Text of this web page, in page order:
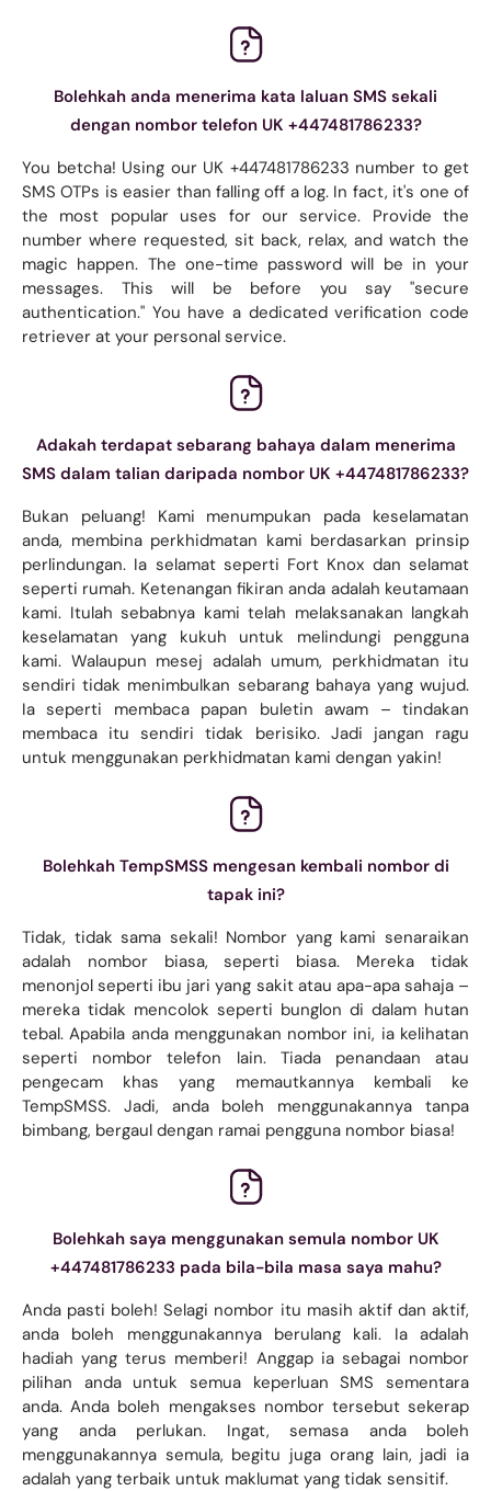
Bolehkah anda menerima kata laluan SMS sekali
dengan nombor telefon UK +447481786233?
You betcha! Using our UK +447481786233 number to get
SMS OTPs is easier than falling off a log. In fact, it's one of
the most popular uses for our service. Provide the
number where requested, sit back, relax, and watch the
magic happen. The one-time password will be in your
messages. This will be before you say "secure
authentication." You have a dedicated verification code
retriever at your personal service.
Adakah terdapat sebarang bahaya dalam menerima
SMS dalam talian daripada nombor UK +447481786233?
Bukan peluang! Kami menumpukan pada keselamatan
anda, membina perkhidmatan kami berdasarkan prinsip
perlindungan. Ia selamat seperti Fort Knox dan selamat
seperti rumah. Ketenangan fikiran anda adalah keutamaan
kami. Itulah sebabnya kami telah melaksanakan langkah
keselamatan yang kukuh untuk melindungi pengguna
kami. Walaupun mesej adalah umum, perkhidmatan itu
sendiri tidak menimbulkan sebarang bahaya yang wujud.
Ia seperti membaca papan buletin awam – tindakan
membaca itu sendiri tidak berisiko. Jadi jangan ragu
untuk menggunakan perkhidmatan kami dengan yakin!
Bolehkah TempSMSS mengesan kembali nombor di
tapak ini?
Tidak, tidak sama sekali! Nombor yang kami senaraikan
adalah nombor biasa, seperti biasa. Mereka tidak
menonjol seperti ibu jari yang sakit atau apa-apa sahaja –
mereka tidak mencolok seperti bunglon di dalam hutan
tebal. Apabila anda menggunakan nombor ini, ia kelihatan
seperti nombor telefon lain. Tiada penandaan atau
pengecam khas yang memautkannya kembali ke
TempSMSS. Jadi, anda boleh menggunakannya tanpa
bimbang, bergaul dengan ramai pengguna nombor biasa!
Bolehkah saya menggunakan semula nombor UK
+447481786233 pada bila-bila masa saya mahu?
Anda pasti boleh! Selagi nombor itu masih aktif dan aktif,
anda boleh menggunakannya berulang kali. Ia adalah
hadiah yang terus memberi! Anggap ia sebagai nombor
pilihan anda untuk semua keperluan SMS sementara
anda. Anda boleh mengakses nombor tersebut sekerap
yang anda perlukan. Ingat, semasa anda boleh
menggunakannya semula, begitu juga orang lain, jadi ia
adalah yang terbaik untuk maklumat yang tidak sensitif.